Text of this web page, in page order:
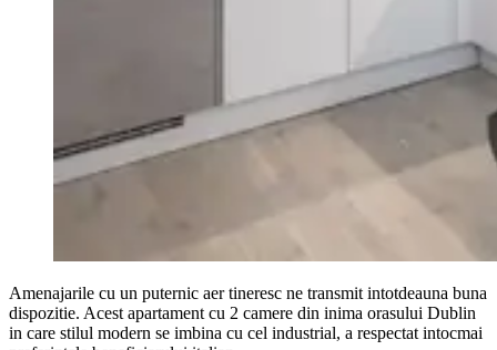
Amenajarile cu un puternic aer tineresc ne transmit intotdeauna buna
dispozitie. Acest apartament cu 2 camere din inima orasului Dublin
in care stilul modern se imbina cu cel industrial, a respectat intocmai